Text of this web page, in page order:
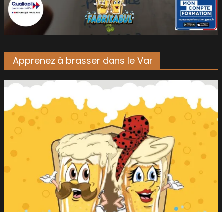
Apprenez à brasser dans le Var